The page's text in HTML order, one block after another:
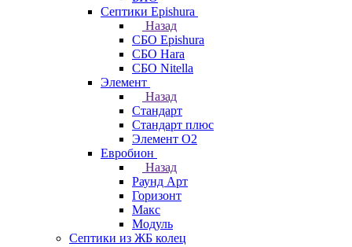
Септики Epishura
Назад
СБО Epishura
СБО Hara
СБО Nitella
Элемент
Назад
Стандарт
Стандарт плюс
Элемент О2
Евробион
Назад
Раунд Арт
Горизонт
Макс
Модуль
Септики из ЖБ колец